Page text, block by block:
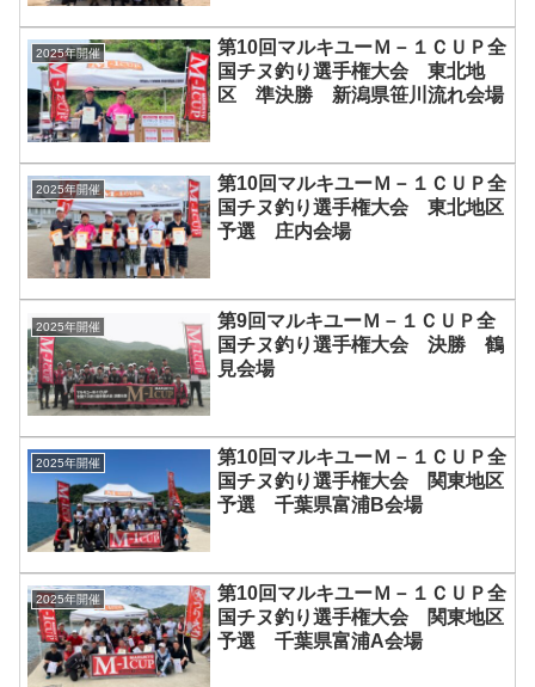
2025年開催
第10回マルキユーＭ－１ＣＵＰ全
国チヌ釣り選手権大会 東北地
区 準決勝 新潟県笹川流れ会場
2025年開催
第10回マルキユーＭ－１ＣＵＰ全
国チヌ釣り選手権大会 東北地区
予選 庄内会場
2025年開催
第9回マルキユーＭ－１ＣＵＰ全
国チヌ釣り選手権大会 決勝 鶴
見会場
2025年開催
第10回マルキユーＭ－１ＣＵＰ全
国チヌ釣り選手権大会 関東地区
予選 千葉県富浦B会場
2025年開催
第10回マルキユーＭ－１ＣＵＰ全
国チヌ釣り選手権大会 関東地区
予選 千葉県富浦A会場